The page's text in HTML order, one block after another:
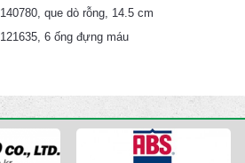
140780, que dò rỗng, 14.5 cm
121635, 6 ống đựng máu